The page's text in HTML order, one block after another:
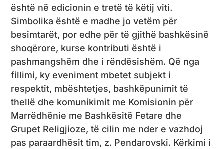
është në edicionin e tretë të këtij viti.
Simbolika është e madhe jo vetëm për
besimtarët, por edhe për të gjithë bashkësinë
shoqërore, kurse kontributi është i
pashmangshëm dhe i rëndësishëm. Që nga
fillimi, ky eveniment mbetet subjekt i
respektit, mbështetjes, bashkëpunimit të
thellë dhe komunikimit me Komisionin për
Marrëdhënie me Bashkësitë Fetare dhe
Grupet Religjioze, të cilin me nder e vazhdoj
pas paraardhësit tim, z. Pendarovski. Kërkimi i